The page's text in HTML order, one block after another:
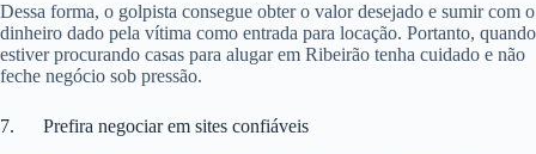
Dessa forma, o golpista consegue obter o valor desejado e sumir com o
dinheiro dado pela vítima como entrada para locação. Portanto, quando
estiver procurando casas para alugar em Ribeirão tenha cuidado e não
feche negócio sob pressão.
7. Prefira negociar em sites confiáveis